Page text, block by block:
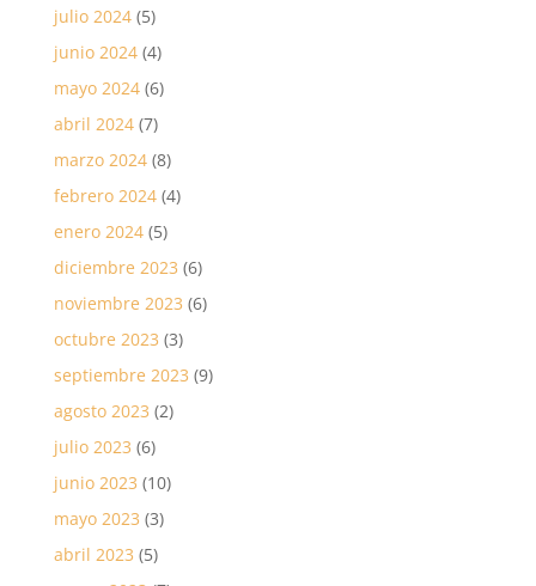
julio 2024(5)
junio 2024(4)
mayo 2024(6)
abril 2024(7)
marzo 2024(8)
febrero 2024(4)
enero 2024(5)
diciembre 2023 (6)
noviembre 2023 (6)
octubre 2023 (3)
septiembre 2023 (9)
agosto 2023 (2)
julio 2023 (6)
junio 2023 (10)
mayo 2023 (3)
abril 2023 (5)